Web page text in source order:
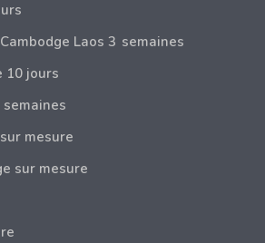
Laos 3 semaines
10 jours
mesure
sur mesure